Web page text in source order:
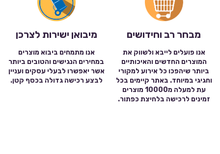
מבחר רב וחידושים
אנו פועלים לייבא ולשווק את
המוצרים החדשים והאיכותיים
ביותר שיהפכו כל אירוע למקורי
וחגיגי במיוחד. באתר קיימים בכל
עת למעלה מ10000 מוצרים
זמינים לרכישה בלחיצת כפתור.
מיבואן ישירות לצרכן
אנו מתמחים ביבוא מוצרים
במחירים הנגישים והטובים ביותר
אשר יאפשרו לבעלי עסקים ועניין
לבצע רכישה גדולה בכסף קטן.